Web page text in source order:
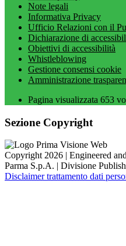
Note legali
Informativa Privacy
Ufficio Relazioni con il
Dichiarazione di
Obiettivi di accessibilità
Whistleblowing
Gestione consensi cookie
Amministrazione
Pagina visualizzata 653
Sezione Copyright
Copyright 2026 | Engineered
Parma S.p.A. | Divisione
Disclaimer trattamento dati